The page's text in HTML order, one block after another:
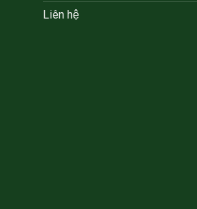
Liên hệ